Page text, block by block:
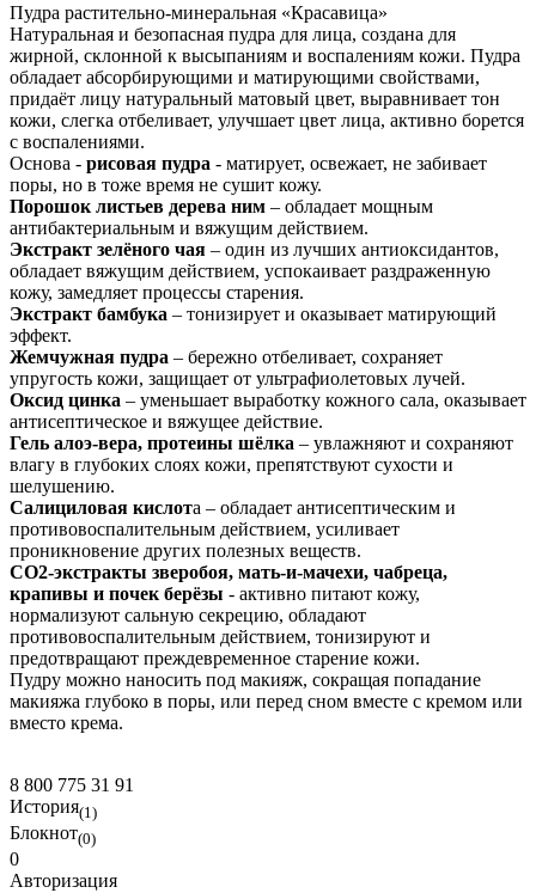
Пудра растительно-минеральная «Красавица»
Натуральная и безопасная пудра для лица, создана для
жирной, склонной к высыпаниям и воспалениям кожи. Пудра
обладает абсорбирующими и матирующими свойствами,
придаёт лицу натуральный матовый цвет, выравнивает тон
кожи, слегка отбеливает, улучшает цвет лица, активно борется
с воспалениями.
Основа - рисовая пудра - матирует, освежает, не забивает
поры, но в тоже время не сушит кожу.
Порошок листьев дерева ним – обладает мощным
антибактериальным и вяжущим действием.
Экстракт зелёного чая – один из лучших антиоксидантов,
обладает вяжущим действием, успокаивает раздраженную
кожу, замедляет процессы старения.
Экстракт бамбука – тонизирует и оказывает матирующий
эффект.
Жемчужная пудра – бережно отбеливает, сохраняет
упругость кожи, защищает от ультрафиолетовых лучей.
Оксид цинка – уменьшает выработку кожного сала, оказывает
антисептическое и вяжущее действие.
Гель алоэ-вера, протеины шёлка – увлажняют и сохраняют
влагу в глубоких слоях кожи, препятствуют сухости и
шелушению.
Салициловая кислота – обладает антисептическим и
противовоспалительным действием, усиливает
проникновение других полезных веществ.
СО2-экстракты зверобоя, мать-и-мачехи, чабреца,
крапивы и почек берёзы - активно питают кожу,
нормализуют сальную секрецию, обладают
противовоспалительным действием, тонизируют и
предотвращают преждевременное старение кожи.
Пудру можно наносить под макияж, сокращая попадание
макияжа глубоко в поры, или перед сном вместе с кремом или
вместо крема.
8 800 775 31 91
История(1)
Блокнот(0)
0
Авторизация